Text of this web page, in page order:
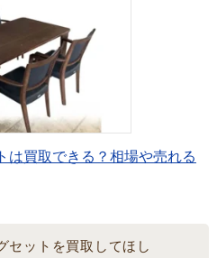
は買取できる？相場や売れる
セットを買取してほし